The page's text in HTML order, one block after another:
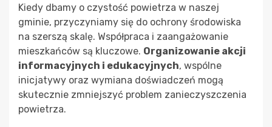
Kiedy dbamy o czystość powietrza w naszej
gminie, przyczyniamy się do ochrony środowiska
na szerszą skalę. Współpraca i zaangażowanie
mieszkańców są kluczowe. Organizowanie akcji
informacyjnych i edukacyjnych, wspólne
inicjatywy oraz wymiana doświadczeń mogą
skutecznie zmniejszyć problem zanieczyszczenia
powietrza.